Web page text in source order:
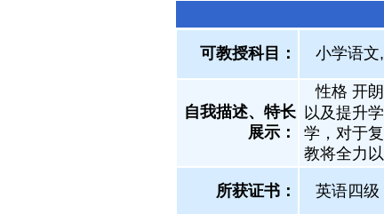
可教授科目： 小学语文
自我描述、特长
展示 ：
性格 开
以及提升
学，对于
教将全力
所获证书 ： 英语四级